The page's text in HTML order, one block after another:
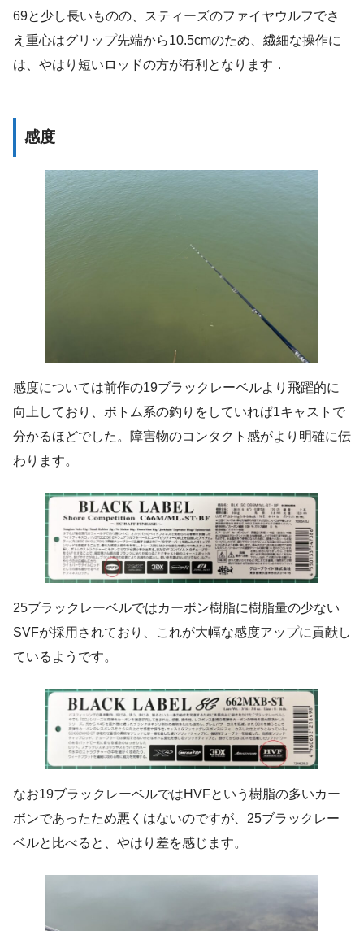
69と少し長いものの、スティーズのファイヤウルフでさ
え重心はグリップ先端から10.5cmのため、繊細な操作に
は、やはり短いロッドの方が有利となります．
感度
感度については前作の19ブラックレーベルより飛躍的に
向上しており、ボトム系の釣りをしていれば1キャストで
分かるほどでした。障害物のコンタクト感がより明確に伝
わります。
25ブラックレーベルではカーボン樹脂に樹脂量の少ない
SVFが採用されており、これが大幅な感度アップに貢献し
ているようです。
なお19ブラックレーベルではHVFという樹脂の多いカー
ボンであったため悪くはないのですが、25ブラックレー
ベルと比べると、やはり差を感じます。